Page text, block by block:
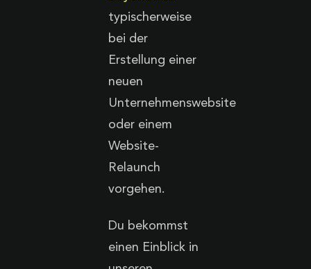
typischerweise
bei der
Erstellung einer
neuen
Unternehmenswebsite
oder einem
Website-
Relaunch
vorgehen.
Du bekommst
einen Einblick in